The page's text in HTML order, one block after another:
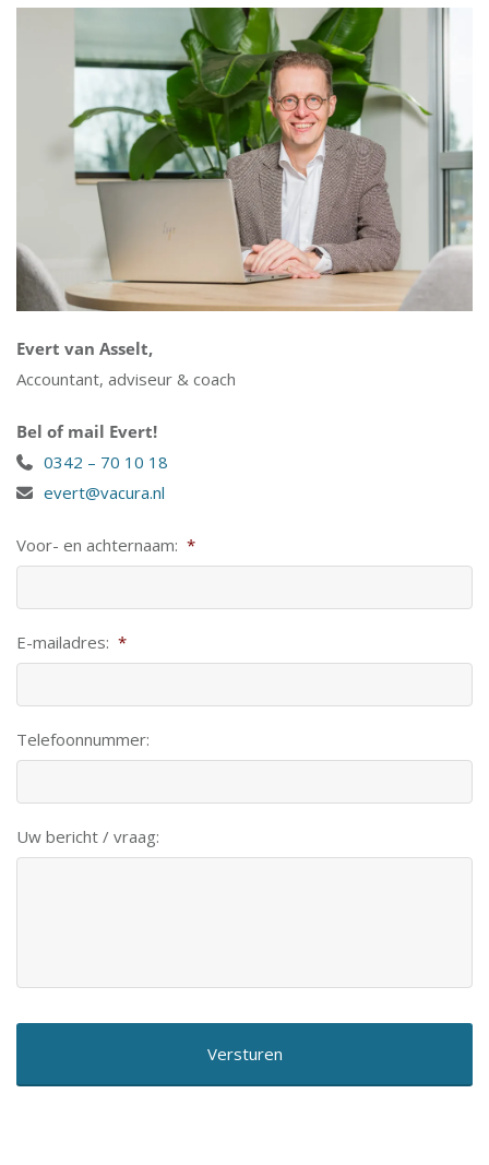
Evert van Asselt,
Accountant, adviseur & coach
Bel of mail Evert!
0342 – 70 10 18
evert@vacura.nl
Voor- en achternaam: *
E-mailadres: *
Telefoonnummer:
Uw bericht / vraag: